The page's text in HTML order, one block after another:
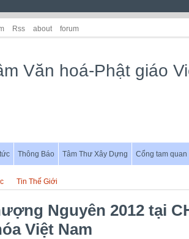
Rss about forum
Thông Báo Tâm Thư Xây Dựng Cổng tam quan
Tin Thế Giới
Nguyên 2012 tại
Việt Nam